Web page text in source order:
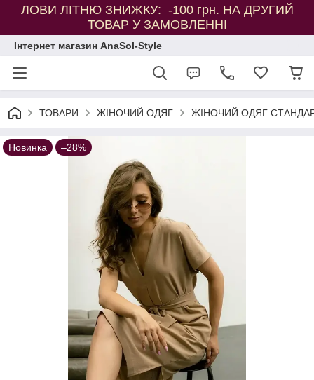
ЛОВИ ЛІТНЮ ЗНИЖКУ: -100 грн. НА ДРУГИЙ
ТОВАР У ЗАМОВЛЕННІ
Інтернет магазин AnaSol-Style
ТОВАРИ ЖІНОЧИЙ ОДЯГ ЖІНОЧИЙ ОДЯГ
Новинка –28%